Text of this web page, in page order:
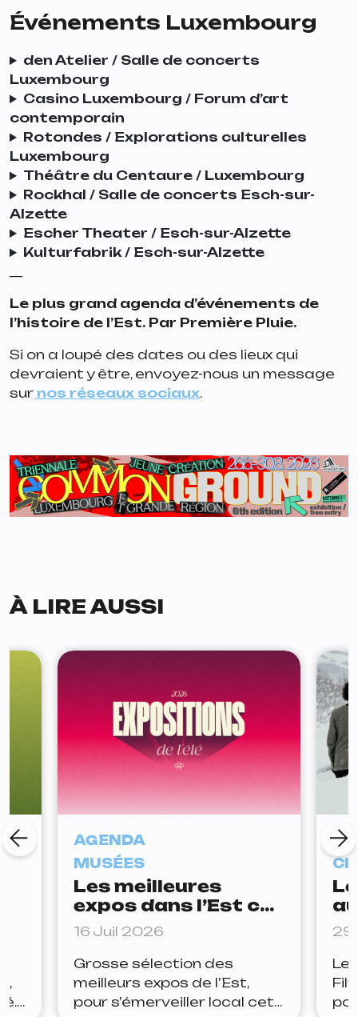
Événements Luxembourg
den Atelier / Salle de concerts
Luxembourg
Casino Luxembourg / Forum d’art
contemporain
Rotondes / Explorations culturelles
Luxembourg
Théâtre du Centaure / Luxembourg
Rockhal / Salle de concerts Esch-sur-
Alzette
Escher Theater / Esch-sur-Alzette
Kulturfabrik / Esch-sur-Alzette
Le plus grand agenda d’événements de
l’histoire de l’Est. Par Première Pluie.
Si on a loupé des dates ou des lieux qui
devraient y être, envoyez-nous un message
sur nos réseaux sociaux.
À LIRE AUSSI
AGENDA
MUSÉES
Les meilleures
expos dans l’Est cet
été
16 Juil 2026
Grosse sélection des
meilleurs expos de l’Est,
pour s’émerveiller local cet
29
Le